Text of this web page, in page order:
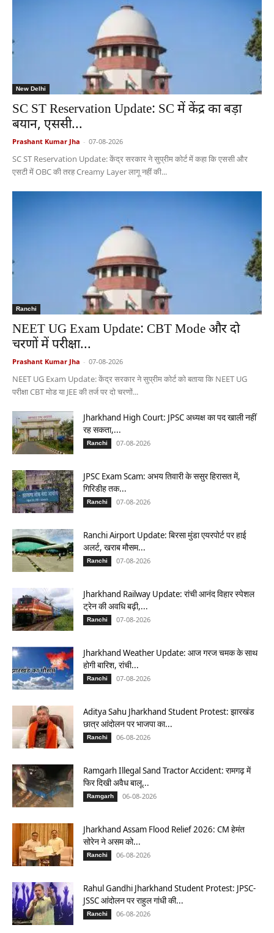
New Delhi
SC ST Reservation Update: SC में केंद्र का बड़ा
बयान, एससी...
Prashant Kumar Jha - 07-08-2026
SC ST Reservation Update: केंद्र सरकार ने सुप्रीम कोर्ट में कहा कि एससी और
एसटी में OBC की तरह Creamy Layer लागू नहीं की...
Ranchi
NEET UG Exam Update: CBT Mode और दो
चरणों में परीक्षा...
Prashant Kumar Jha - 07-08-2026
NEET UG Exam Update: केंद्र सरकार ने सुप्रीम कोर्ट को बताया कि NEET UG
परीक्षा CBT मोड या JEE की तर्ज पर दो चरणों...
Jharkhand High Court: JPSC अध्यक्ष का पद खाली नहीं
रह सकता,...
Ranchi 07-08-2026
JPSC Exam Scam: अभय तिवारी के ससुर हिरासत में,
गिरिडीह तक...
Ranchi 07-08-2026
Ranchi Airport Update: बिरसा मुंडा एयरपोर्ट पर हाई
अलर्ट, खराब मौसम...
Ranchi 07-08-2026
Jharkhand Railway Update: रांची आनंद विहार स्पेशल
ट्रेन की अवधि बढ़ी,...
Ranchi 07-08-2026
Jharkhand Weather Update: आज गरज चमक के साथ
होगी बारिश, रांची...
Ranchi 07-08-2026
Aditya Sahu Jharkhand Student Protest: झारखंड
छात्र आंदोलन पर भाजपा का...
Ranchi 06-08-2026
Ramgarh Illegal Sand Tractor Accident: रामगढ़ में
फिर दिखी अवैध बालू...
Ramgarh 06-08-2026
Jharkhand Assam Flood Relief 2026: CM हेमंत
सोरेन ने असम को...
Ranchi 06-08-2026
Rahul Gandhi Jharkhand Student Protest: JPSC-
JSSC आंदोलन पर राहुल गांधी की...
Ranchi 06-08-2026